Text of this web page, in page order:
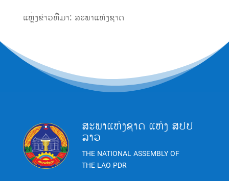
ແຫຼ່ງຂ່າວທີ່ມາ: ສະພາແຫ່ງຊາດ
ສະພາແຫ່ງຊາດ ແຫ່ງ ສປປ
ລາວ
THE NATIONAL ASSEMBLY OF
THE LAO PDR